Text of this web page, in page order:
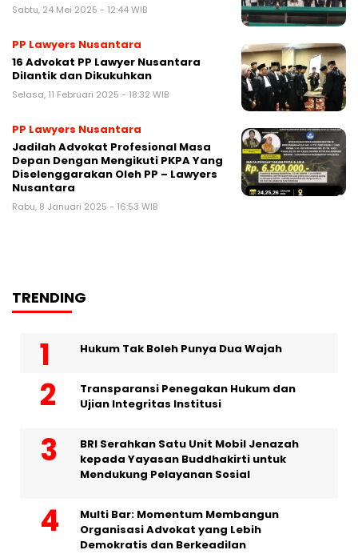
Sabtu, 24 Mei 2025 - 12:44 WIB
PP Lawyers Nusantara
16 Advokat PP Lawyer Nusantara
Dilantik dan Dikukuhkan
Selasa, 11 Februari 2025 - 18:32 WIB
PP Lawyers Nusantara
Jadilah Advokat Profesional Masa
Depan Dengan Mengikuti PKPA Yang
Diselenggarakan Oleh PP – Lawyers
Nusantara
Rabu, 8 Januari 2025 - 16:53 WIB
TRENDING
Hukum Tak Boleh Punya Dua Wajah
Transparansi Penegakan Hukum dan
Ujian Integritas Institusi
BRI Serahkan Satu Unit Mobil Jenazah
kepada Yayasan Buddhakirti untuk
Mendukung Pelayanan Sosial
Multi Bar: Momentum Membangun
Organisasi Advokat yang Lebih
Demokratis dan Berkeadilan